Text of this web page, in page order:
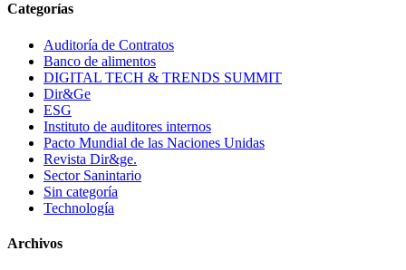
Categorías
Auditoría de Contratos
Banco de alimentos
DIGITAL TECH & TRENDS SUMMIT
Dir&Ge
ESG
Instituto de auditores internos
Pacto Mundial de las Naciones Unidas
Revista Dir&ge.
Sector Sanintario
Sin categoría
Technología
Archivos